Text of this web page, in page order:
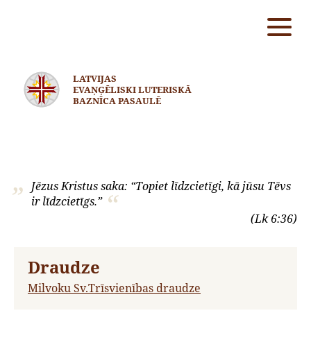
LATVIJAS
EVAŅĢĒLISKI LUTERISKĀ
BAZNĪCA PASAULĒ
Jēzus Kristus saka: “Topiet līdzcietīgi, kā jūsu Tēvs
ir līdzcietīgs.”
(Lk 6:36)
Draudze
Milvoku Sv.Trīsvienības draudze